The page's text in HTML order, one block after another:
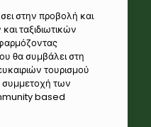
στην προβολή και
ταξιδιωτικών
θα συμβάλει στη
τουρισμού
συμμετοχή των
based